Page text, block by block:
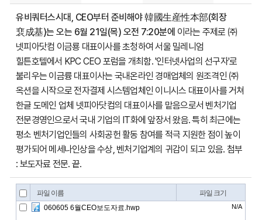
유비쿼터스시대, CEO부터 준비해야 韓國生産性本部(회장
裵成基)는 오는 6월 21일(목) 오전 7:20분에 이라는 주제로 ㈜
넷피아닷컴 이금룡 대표이사를 초청하여 서울 밀레니엄
힐튼호텔에서 KPC CEO 포럼을 개최함. '인터넷사업의 선구자'로
불리우는 이금륭 대표이사는 국내온라인 경매업체의 원조격인 ㈜
옥션을 시작으로 전자결제 시스템업체인 이니시스 대표이사를 거쳐
한글 도메인 업체 넷피아닷컴의 대표이사를 맡음으로서 벤처기업
전문경영인으로서 국내 기업의 IT화에 앞장서 왔음. 특히 최근에는
평소 벤처기업인들의 사회공헌 활동 참여를 적극 지원한 점이 높이
평가되어 메세나인상을 수상, 벤처기업계의 귀감이 되고 있음. 첨부
: 보도자료 전문. 끝.